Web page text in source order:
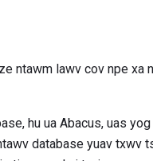
ntawm lawv cov npe xa
hu ua Abacus, uas
database yuav